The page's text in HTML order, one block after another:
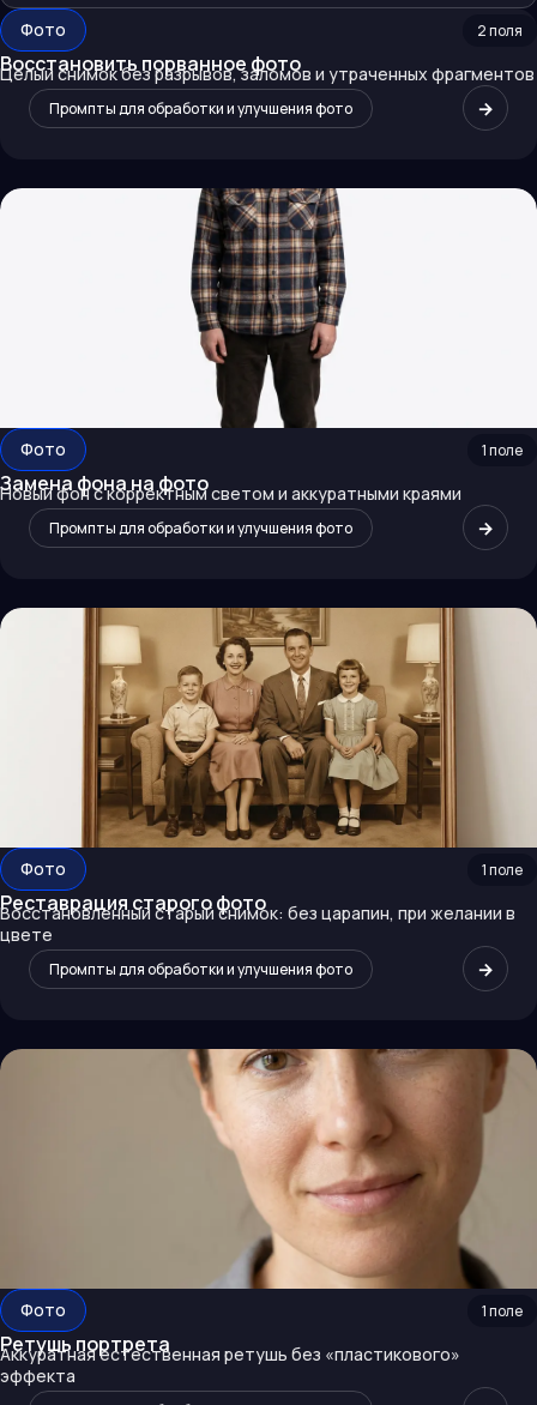
Фото 2поля
Восстановить порванное фото
Целый снимок без разрывов, заломов и утраченных фрагментов
Промпты для обработки и улучшения фото →
Фото 1поле
Замена фона на фото
Новый фон с корректным светом и аккуратными краями
Промпты для обработки и улучшения фото →
Фото 1поле
Реставрация старого фото
Восстановленный старый снимок: без царапин, при желании в
цвете
Промпты для обработки и улучшения фото →
Фото 1поле
Ретушь портрета
Аккуратная естественная ретушь без «пластикового»
эффекта